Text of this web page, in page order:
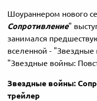
Шоураннером нового
Сопротивление"
занимался
вселенной -
"Звездные войны:
Звездные войны:
трейлер